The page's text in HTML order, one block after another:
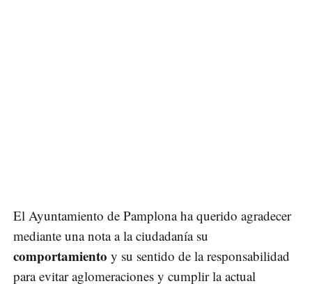
El Ayuntamiento de Pamplona ha querido agradecer
mediante una nota a la ciudadanía su
comportamiento y su sentido de la responsabilidad
para evitar aglomeraciones y cumplir la actual